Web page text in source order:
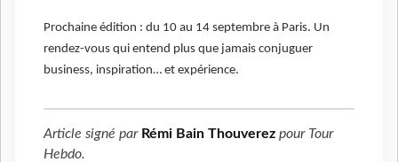
Prochaine édition : du 10 au 14 septembre à Paris. Un
rendez-vous qui entend plus que jamais conjuguer
business, inspiration… et expérience.
Article signé par Rémi Bain Thouverez pour Tour
Hebdo.